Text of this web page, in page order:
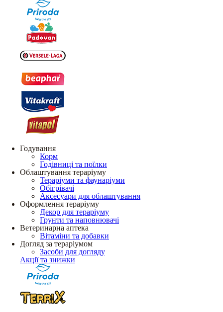
Годування
Корм
Годівниці та поїлки
Облаштування тераріуму
Тераріуми та фаунаріуми
Обігрівачі
Аксесуари для облаштування
Оформлення тераріуму
Декор для тераріуму
Грунти та наповнювачі
Ветеринарна аптека
Вітаміни та добавки
Догляд за тераріумом
Засоби для догляду
Акції та знижки